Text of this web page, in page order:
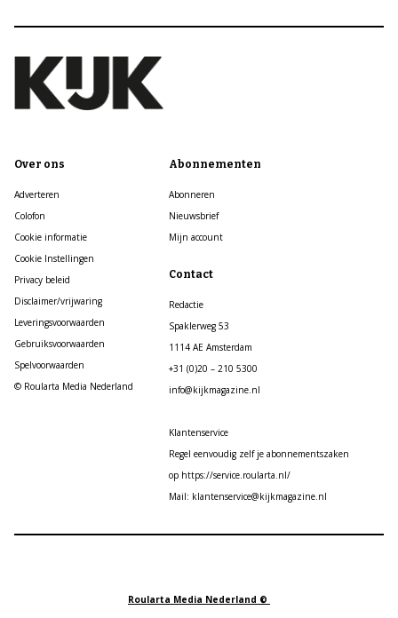
Over ons
Adverteren
Colofon
Cookie informatie
Cookie Instellingen
Privacy beleid
Disclaimer/vrijwaring
Leveringsvoorwaarden
Gebruiksvoorwaarden
Spelvoorwaarden
© Roularta Media Nederland
Abonnementen
Abonneren
Nieuwsbrief
Mijn account
Contact
Redactie
Spaklerweg 53
1114 AE Amsterdam
+31 (0)20 – 210 5300
info@kijkmagazine.nl
Klantenservice
Regel eenvoudig zelf je abonnementszaken
op https://service.roularta.nl/
Mail: klantenservice@kijkmagazine.nl
Roularta Media Nederland ©